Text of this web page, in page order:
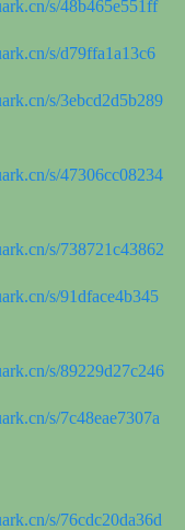
s/48b465e551ff
s/d79ffa1a13c6
s/3ebcd2d5b289
s/47306cc08234
s/738721c43862
s/91dface4b345
s/89229d27c246
s/7c48eae7307a
s/76cdc20da36d